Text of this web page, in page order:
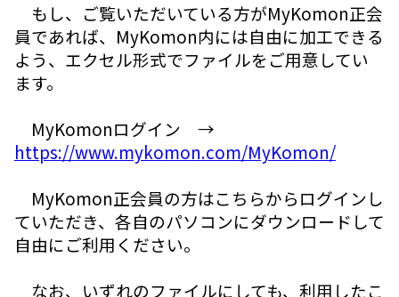
もし、ご覧いただいている方がMyKomon正会
員であれば、MyKomon内には自由に加工できる
よう、エクセル形式でファイルをご用意してい
ます。
MyKomonログイン →
https://www.mykomon.com/MyKomon/
MyKomon正会員の方はこちらからログインし
ていただき、各自のパソコンにダウンロードして
自由にご利用ください。
なお、いずれのファイルにしても、利用したこ